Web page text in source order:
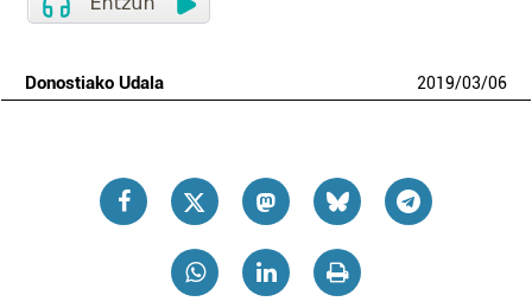
Donostiako Udala 2019/03/06